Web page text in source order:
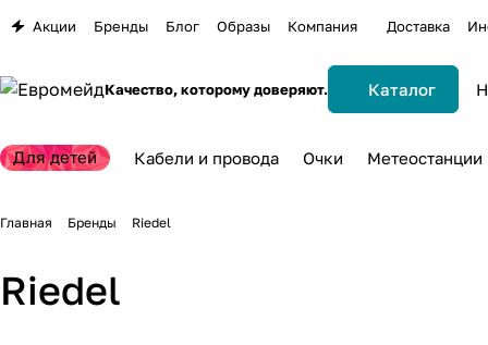
Акции Бренды Блог Образы Компания Доставка
Качество, которому доверяют. Каталог
Для детей Кабели и провода Очки Метеостанции
Главная Бренды Riedel
Riedel